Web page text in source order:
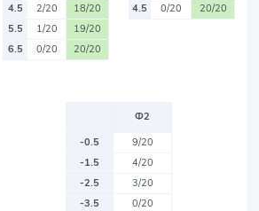
4.5
2/20
18/20
5.5
1/20
19/20
6.5
0/20 20/20
4.5
0/20 20/20
Ф2
-0.5
9/20
-1.5
4/20
-2.5
3/20
-3.5
0/20